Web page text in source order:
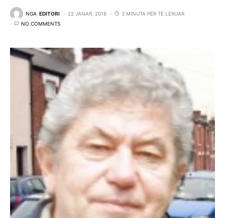
NGA EDITORI 22 JANAR, 2018
3 MINUTA PËR TË LEXUAR
NO COMMENTS